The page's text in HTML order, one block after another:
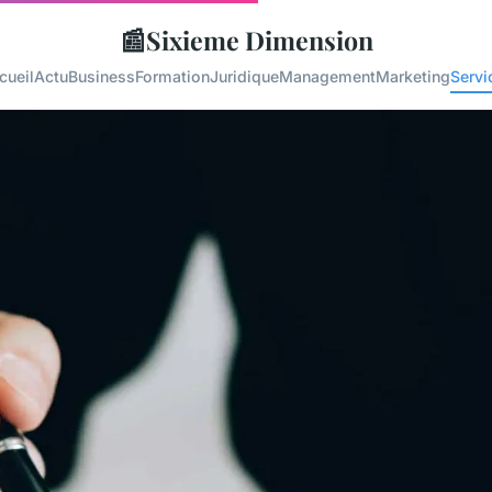
📰Sixieme Dimension
ActuBusinessFormationJuridiqueManagementMarketing